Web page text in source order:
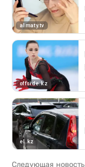
Следующая новость